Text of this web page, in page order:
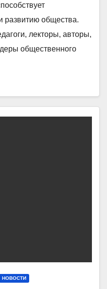
развитию общества.
лекторы, авторы,
общественного
НОВОСТИ